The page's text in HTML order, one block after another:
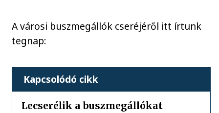
A városi buszmegállók cseréjéről itt írtunk
tegnap:
Kapcsolódó cikk
Lecserélik a buszmegállókat